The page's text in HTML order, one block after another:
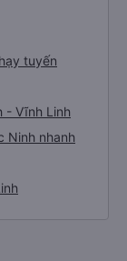
tuyến
- Vĩnh Linh
Ninh nhanh